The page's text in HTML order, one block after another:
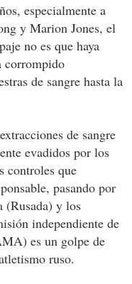
especialmente a
y Marion Jones, el
no es que haya
corrompido
de sangre hasta la
de sangre
evadidos por los
controles que
pasando por
(Rusada) y los
independiente de
es un golpe de
ruso.